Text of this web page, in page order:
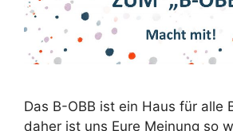
Das B-OBB ist ein Haus für alle
daher ist uns Eure Meinung so